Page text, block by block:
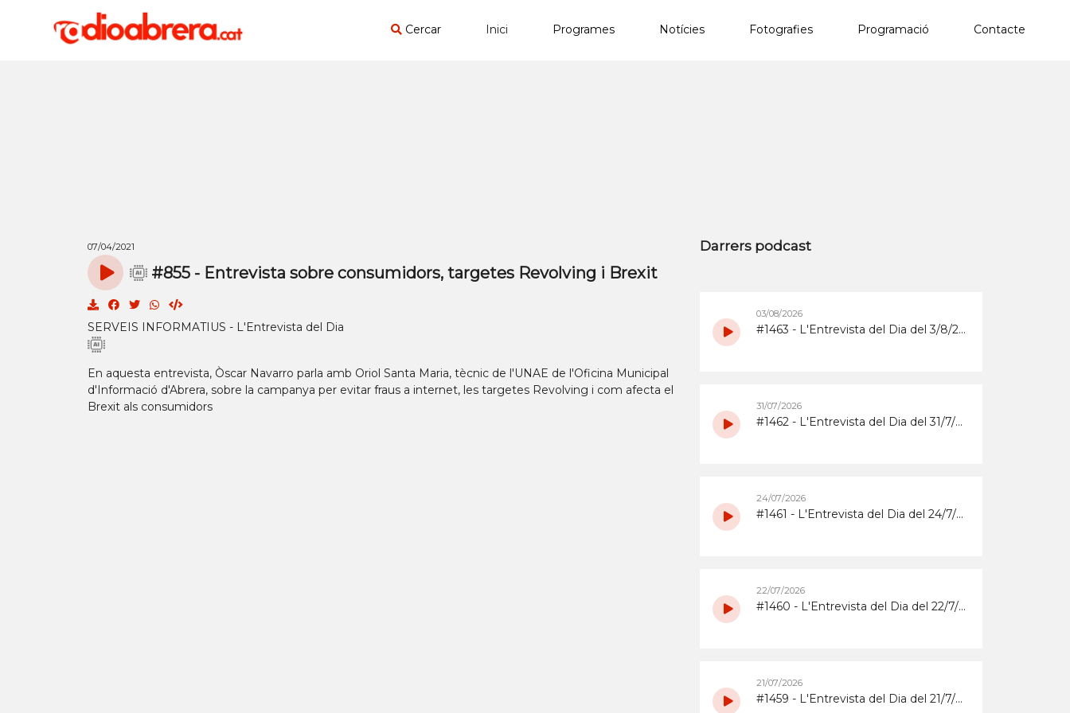
Cercar Inici Programes Notícies Fotografies Programació Contacte
07/04/2021
#855 - Entrevista sobre consumidors, targetes Revolving i Brexit
SERVEIS INFORMATIUS - L'Entrevista del Dia
En aquesta entrevista, Òscar Navarro parla amb Oriol Santa Maria, tècnic de l'UNAE de l'Oficina Municipal
d'Informació d'Abrera, sobre la campanya per evitar fraus a internet, les targetes Revolving i com afecta el
Brexit als consumidors
Darrers podcast
03/08/2026
#1463 - L'Entrevista del Dia del 3/8/2026 sobre la Copa d'Espanya de Superenduro a Abrera
31/07/2026
#1462 - L'Entrevista del Dia del 31/7/2026 amb la coordinadora i els participants del grup de grans del Casal d'Estiu Municipal de 2026
24/07/2026
#1461 - L'Entrevista del Dia del 24/7/2026 amb l'Abrera Gimnàstic Club
22/07/2026
#1460 - L'Entrevista del Dia del 22/7/2026 sobre la Festa Major 2026 del Barri de Sta. Maria i el Suro
21/07/2026
#1459 - L'Entrevista del Dia del 21/7/2026 sobrera la Festa Major 2026 del barri del Rebato d'Abrera